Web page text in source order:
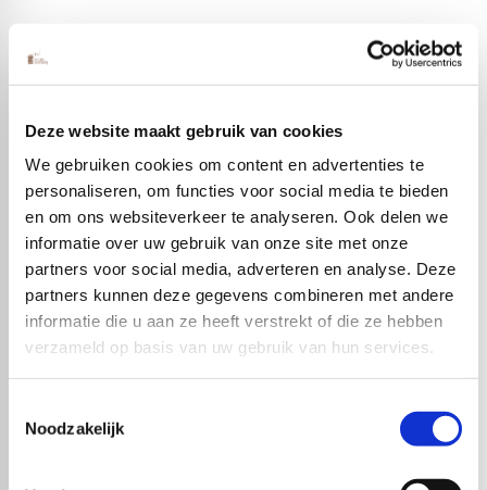
Deze website maakt gebruik van cookies
We gebruiken cookies om content en advertenties te
personaliseren, om functies voor social media te bieden
en om ons websiteverkeer te analyseren. Ook delen we
informatie over uw gebruik van onze site met onze
partners voor social media, adverteren en analyse. Deze
partners kunnen deze gegevens combineren met andere
informatie die u aan ze heeft verstrekt of die ze hebben
verzameld op basis van uw gebruik van hun services.
Noodzakelijk
Populaire producten